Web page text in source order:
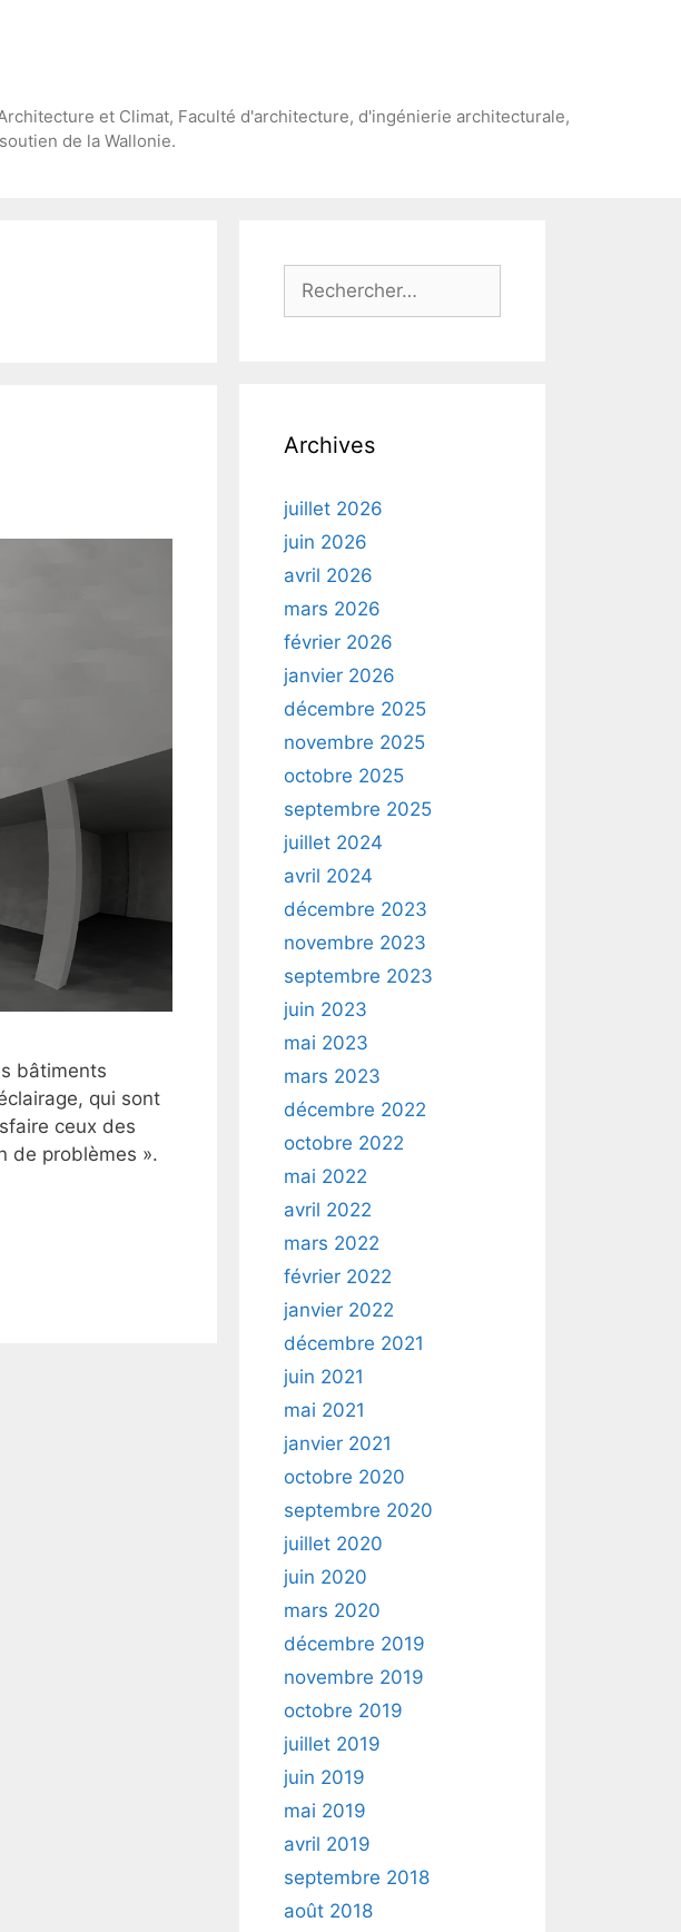
et Climat, Faculté d'architecture, d'ingénierie architecturale,
de la Wallonie.
bâtiments
qui sont
ceux des
de problèmes ».
Rechercher :
Archives
juillet 2026
juin 2026
avril 2026
mars 2026
février 2026
janvier 2026
décembre 2025
novembre 2025
octobre 2025
septembre 2025
juillet 2024
avril 2024
décembre 2023
novembre 2023
septembre 2023
juin 2023
mai 2023
mars 2023
décembre 2022
octobre 2022
mai 2022
avril 2022
mars 2022
février 2022
janvier 2022
décembre 2021
juin 2021
mai 2021
janvier 2021
octobre 2020
septembre 2020
juillet 2020
juin 2020
mars 2020
décembre 2019
novembre 2019
octobre 2019
juillet 2019
juin 2019
mai 2019
avril 2019
septembre 2018
août 2018